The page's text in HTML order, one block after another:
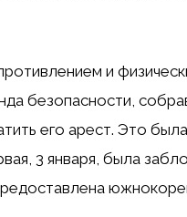
и
безопасности,
его арест. Это
3 января, была